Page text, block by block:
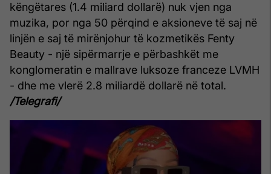
këngëtares (1.4 miliard dollarë) nuk vjen nga
muzika, por nga 50 përqind e aksioneve të saj në
linjën e saj të mirënjohur të kozmetikës Fenty
Beauty - një sipërmarrje e përbashkët me
konglomeratin e mallrave luksoze franceze LVMH
- dhe me vlerë 2.8 miliardë dollarë në total.
/Telegrafi/